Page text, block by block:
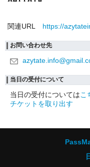
関連URL https://
お問い合わせ先
当日の受付について
当日の受付についてはこ
チケットを取り出す